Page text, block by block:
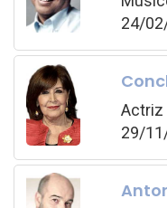
24/
Actriz
29/